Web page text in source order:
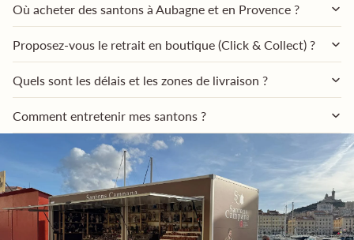
Où acheter des santons à Aubagne et en Provence ?
Proposez-vous le retrait en boutique (Click & Collect) ?
Quels sont les délais et les zones de livraison ?
Comment entretenir mes santons ?